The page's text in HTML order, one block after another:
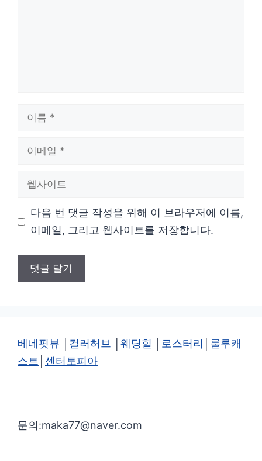
다음 번 댓글 작성을 위해 이 브라우저에 이름,
이메일, 그리고 웹사이트를 저장합니다.
베네핏뷰 컬러허브 웨딩힐 로스터리
룰루캐
스트
센터토피아
문의:maka77@naver.com